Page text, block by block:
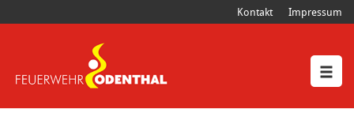
Kontakt Impressum